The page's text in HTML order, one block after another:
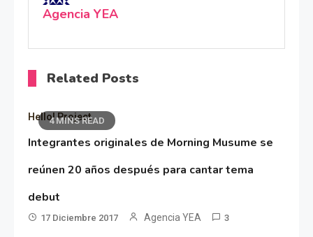
Agencia YEA
Related Posts
4 MINS READ
Hello! Project
Integrantes originales de Morning Musume se
reúnen 20 años después para cantar tema
debut
17 Diciembre 2017 Agencia YEA 3